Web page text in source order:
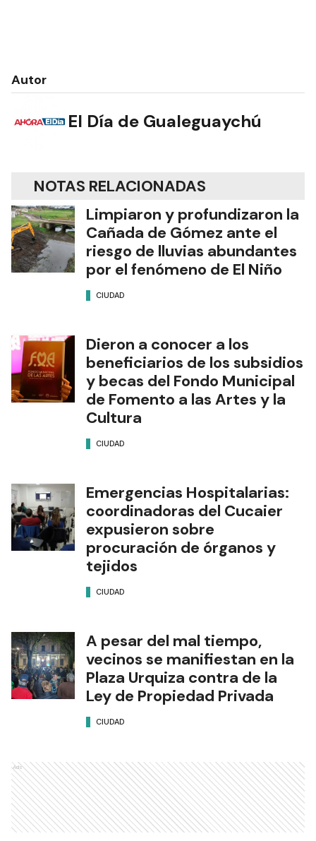
Autor
El Día de Gualeguaychú
NOTAS RELACIONADAS
Limpiaron y profundizaron la
Cañada de Gómez ante el
riesgo de lluvias abundantes
por el fenómeno de El Niño
CIUDAD
Dieron a conocer a los
beneficiarios de los subsidios
y becas del Fondo Municipal
de Fomento a las Artes y la
Cultura
CIUDAD
Emergencias Hospitalarias:
coordinadoras del Cucaier
expusieron sobre
procuración de órganos y
tejidos
CIUDAD
A pesar del mal tiempo,
vecinos se manifiestan en la
Plaza Urquiza contra de la
Ley de Propiedad Privada
CIUDAD
Ads